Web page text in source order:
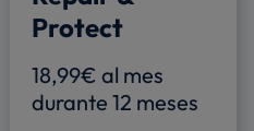
Protect
18,99€ al mes
durante 12 meses